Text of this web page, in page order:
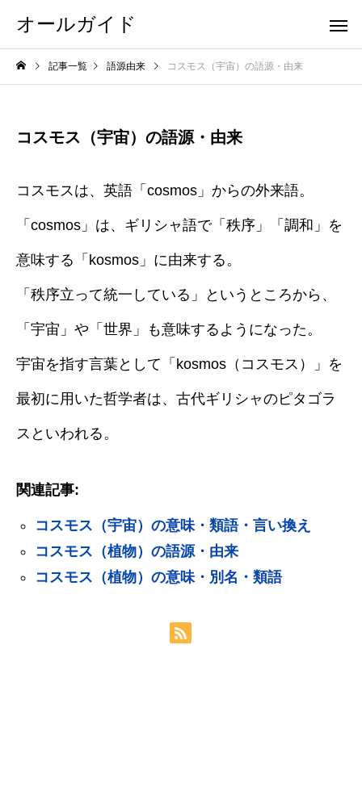
オールガイド
記事一覧 語源由来 コスモス（宇宙）の語源・由来
コスモス（宇宙）の語源・由来
コスモスは、英語「cosmos」からの外来語。
「cosmos」は、ギリシャ語で「秩序」「調和」を
意味する「kosmos」に由来する。
「秩序立って統一している」というところから、
「宇宙」や「世界」も意味するようになった。
宇宙を指す言葉として「kosmos（コスモス）」を
最初に用いた哲学者は、古代ギリシャのピタゴラ
スといわれる。
関連記事:
コスモス（宇宙）の意味・類語・言い換え
コスモス（植物）の語源・由来
コスモス（植物）の意味・別名・類語